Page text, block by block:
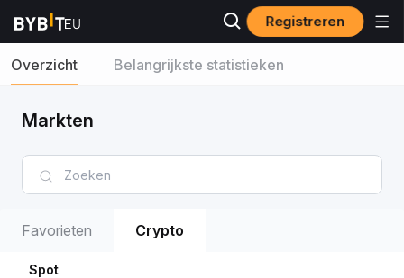
Registreren
Overzicht Belangrijkste statistieken
Markten
Favorieten Crypto
Spot